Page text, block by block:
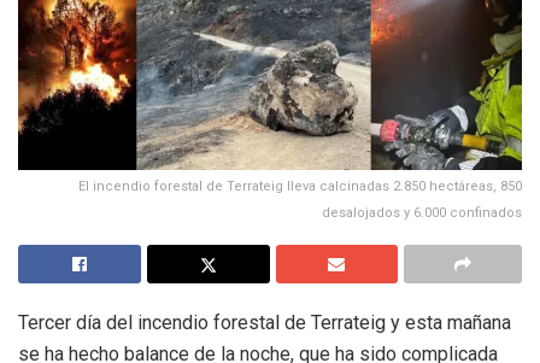
El incendio forestal de Terrateig lleva calcinadas 2.850 hectáreas, 850
desalojados y 6.000 confinados
Tercer día del incendio forestal de Terrateig y esta mañana
se ha hecho balance de la noche, que ha sido complicada